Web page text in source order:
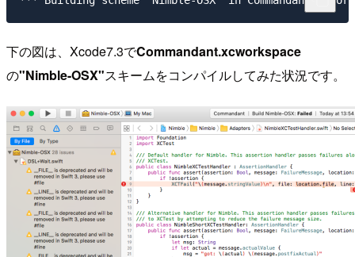
下の図は、Xcode7.3でCommandant.xcworkspace
の"Nimble-OSX"スキームをコンパイルしてみた状況です。